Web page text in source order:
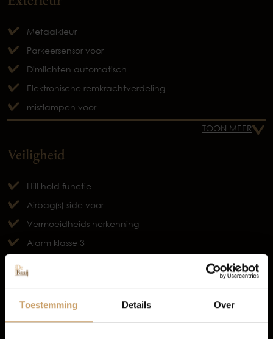
Toestemming Details Over
Metaalkleur
Parkeersensor voor
Dimlichten automatisch
Elektronische remkrachtverdeling
mistlampen voor
TOON MEER
Veiligheid
Hill hold functie
Airbag(s) side voor
Vermoeidheids herkenning
Alarm klasse 3
TOON MEER
Occasions
Autolease